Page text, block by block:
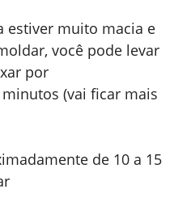
estiver muito macia e
você pode levar
por
(vai ficar mais
de 10 a 15